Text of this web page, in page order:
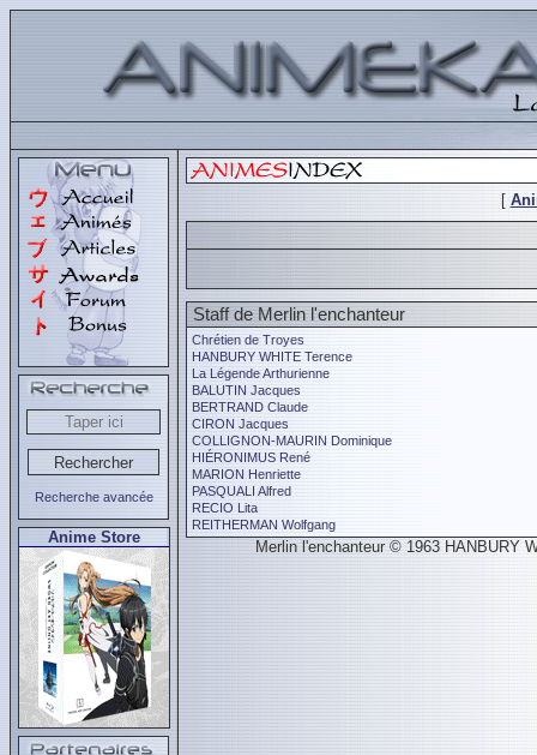
Recherche avancée
Anime Store
[
Staff de Merlin l'enchanteur
Chrétien de Troyes
HANBURY WHITE Terence
La Légende Arthurienne
BALUTIN Jacques
BERTRAND Claude
CIRON Jacques
COLLIGNON-MAURIN Dominique
HIÉRONIMUS René
MARION Henriette
PASQUALI Alfred
RECIO Lita
REITHERMAN Wolfgang
Merlin l'enchanteur © 1963 HANBURY